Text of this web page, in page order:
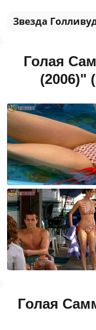
Звезда
Голая
(2006)"
Голая